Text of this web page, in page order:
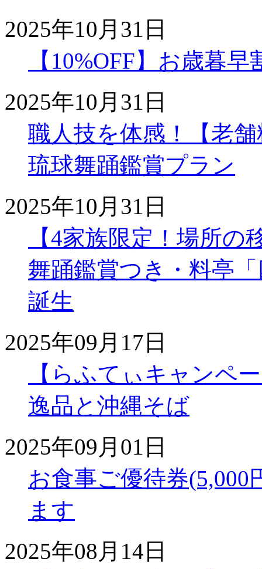
2025年10月31日
【10%OFF】お歳暮
2025年10月31日
職人技を体感！【老
琉球舞踊鑑賞プラン
2025年10月31日
【4家族限定！場所
舞踊鑑賞つき・料亭
誕生
2025年09月17日
【らふてぃキャンペ
逸品と沖縄そば
2025年09月01日
お食事ご優待券(5,000
ます
2025年08月14日